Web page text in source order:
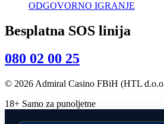
ODGOVORNO IGRANJE
Besplatna SOS linija
080 02 00 25
© 2026 Admiral Casino FBiH (HTL
18+ Samo za punoljetne